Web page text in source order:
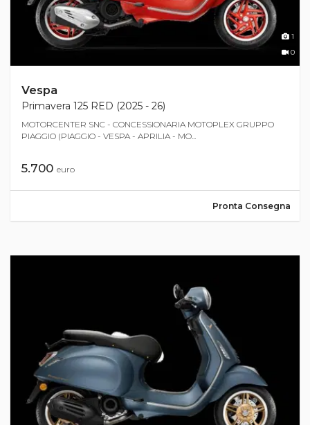
1
0
Vespa
Primavera 125 RED (2025 - 26)
MOTORCENTER SNC - CONCESSIONARIA MOTOPLEX GRUPPO
PIAGGIO (PIAGGIO - VESPA - APRILIA - MO...
5.700 euro
Pronta Consegna